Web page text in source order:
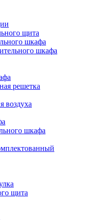
щита
шкафа
шкафа
решетка
воздуха
шкафа
щита